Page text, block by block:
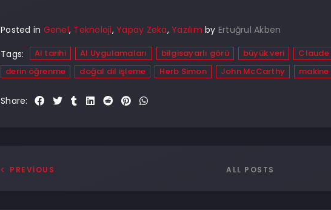
Posted in Genel, Teknoloji, Yapay Zeka, Yazılım by Ertuğrul Akben
Tags:
AI tarihi AI Uygulamaları bilgisayarlı görü büyük veri Claude
derin öğrenme
doğal dil işleme Herb Simon John McCarthy
Share:
PREVIOUS ALL POSTS